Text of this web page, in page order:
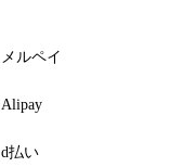
メルペイ
Alipay
d払い